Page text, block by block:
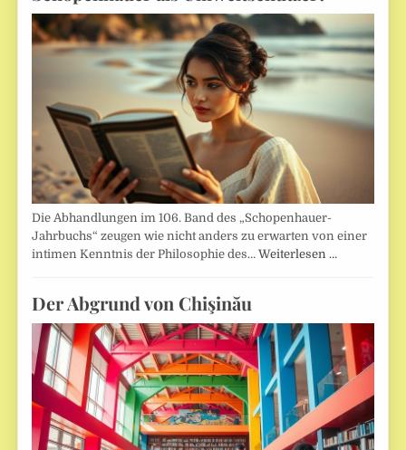
Die Abhandlungen im 106. Band des „Schopenhauer-
Jahrbuchs“ zeugen wie nicht anders zu erwarten von einer
intimen Kenntnis der Philosophie des…Weiterlesen …
Der Abgrund von Chişinău